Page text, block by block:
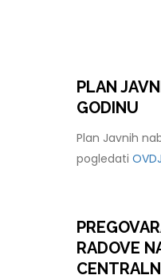
PLAN
GODINU
Plan Javnih
pogledati
RADOVE